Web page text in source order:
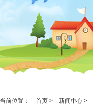
当前位置： 首页 > 新闻中心 >